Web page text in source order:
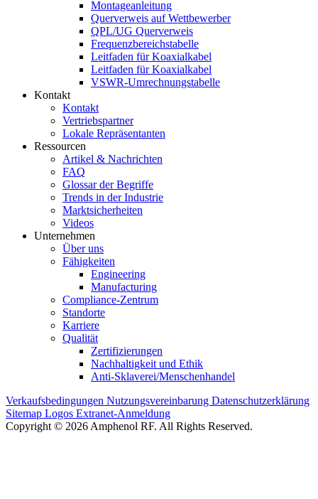
Montageanleitung
Querverweis auf Wettbewerber
QPL/UG Querverweis
Frequenzbereichstabelle
Leitfaden für Koaxialkabel
Leitfaden für Koaxialkabel
VSWR-Umrechnungstabelle
Kontakt
Kontakt
Vertriebspartner
Lokale Repräsentanten
Ressourcen
Artikel & Nachrichten
FAQ
Glossar der Begriffe
Trends in der Industrie
Marktsicherheiten
Videos
Unternehmen
Über uns
Fähigkeiten
Engineering
Manufacturing
Compliance-Zentrum
Standorte
Karriere
Qualität
Zertifizierungen
Nachhaltigkeit und Ethik
Anti-Sklaverei/Menschenhandel
Verkaufsbedingungen Nutzungsvereinbarung Datenschutzerklärung
Sitemap Logos Extranet-Anmeldung
Copyright © 2026 Amphenol RF. All Rights Reserved.